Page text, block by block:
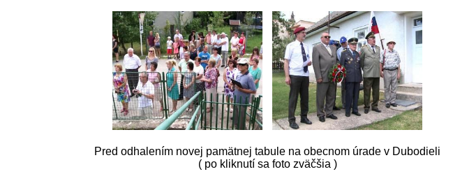
Pred odhalením novej pamätnej tabule na obecnom úrade v Dubodieli
( po kliknutí sa foto zväčšia )